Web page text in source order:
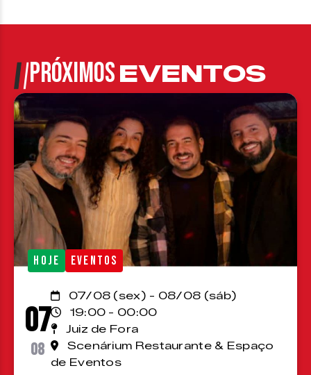
PRÓXIMOSEVENTOS
HOJE EVENTOS
07
08
07/08 (sex) - 08/08 (sáb)
19:00 - 00:00
Juiz de Fora
Scenárium Restaurante & Espaço
de Eventos